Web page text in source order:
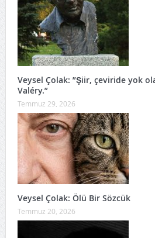
Veysel Çolak: ”Şiir, çeviride yok
Valéry.”
Temmuz 29, 2026
Veysel Çolak: Ölü Bir Sözcük
Temmuz 20, 2026